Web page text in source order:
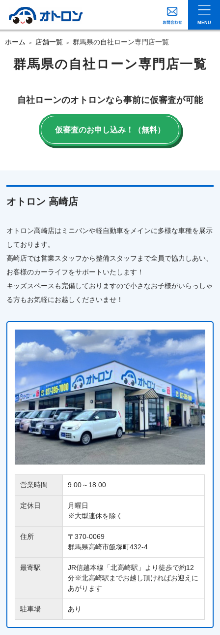
MENU
ホーム 店舗一覧 群馬県の自社ローン専門店一覧
群馬県の自社ローン専門店一覧
自社ローンのオトロンなら事前に仮審査が可能
仮審査のお申し込み！（無料）
オトロン 高崎店
オトロン高崎店はミニバンや軽自動車をメインに多様な車種を展示
しております。
高崎店では営業スタッフから整備スタッフまで全員で協力しあい、
お客様のカーライフをサポートいたします！
キッズスペースも完備しておりますので小さなお子様がいらっしゃ
る方もお気軽にお越しくださいませ！
営業時間 9:00～18:00
定休日
月曜日
※大型連休を除く
住所
〒370-0069
群馬県高崎市飯塚町432-4
最寄駅
JR信越本線「北高崎駅」より徒歩で約12
分※北高崎駅までお越し頂ければお迎えに
あがります
駐車場 あり